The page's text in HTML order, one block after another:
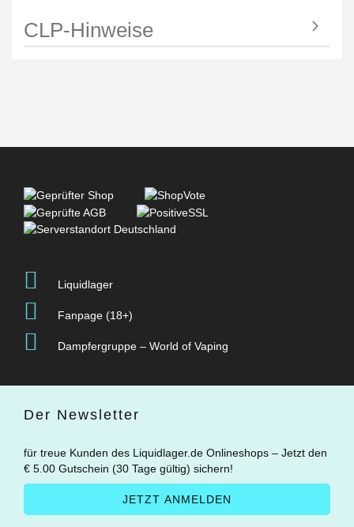
CLP-Hinweise
Liquidlager
Fanpage (18+)
Dampfergruppe – World of Vaping
Der Newsletter
für treue Kunden des Liquidlager.de Onlineshops – Jetzt den
€ 5.00 Gutschein (30 Tage gültig) sichern!